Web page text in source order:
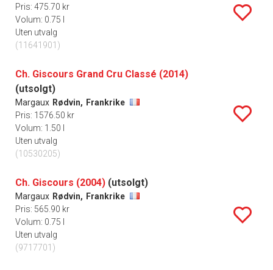
Pris: 475.70 kr
Volum: 0.75 l
Uten utvalg
(11641901)
Ch. Giscours Grand Cru Classé (2014)
(utsolgt)
Margaux Rødvin, Frankrike
Pris: 1576.50 kr
Volum: 1.50 l
Uten utvalg
(10530205)
Ch. Giscours (2004) (utsolgt)
Margaux Rødvin, Frankrike
Pris: 565.90 kr
Volum: 0.75 l
Uten utvalg
(9717701)